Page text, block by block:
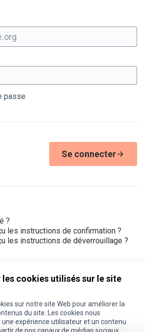
cookies utilisés sur le site
sur notre site Web pour améliorer la
du site. Les cookies nous
expérience utilisateur et un contenu
obligatoire
passe
Se connecter
?
les instructions de confirmation ?
les instructions de déverrouillage ?
sur Instagram